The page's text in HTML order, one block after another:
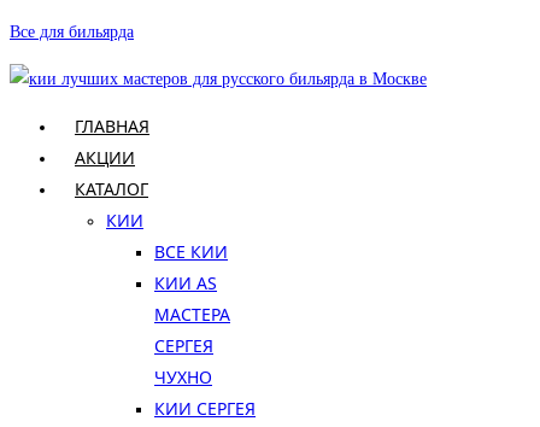
Перейти
к
содержимому
Все для бильярда
ГЛАВНАЯ
АКЦИИ
КАТАЛОГ
КИИ
ВСЕ КИИ
КИИ AS
МАСТЕРА
СЕРГЕЯ
ЧУХНО
КИИ СЕРГЕЯ